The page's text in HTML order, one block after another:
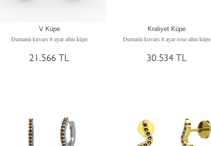
V Küpe
Dumanlı kuvars 8 ayar altın küpe
21.566 TL
Kraliyet Küpe
Dumanlı kuvars 8 ayar rose altın küpe
30.534 TL